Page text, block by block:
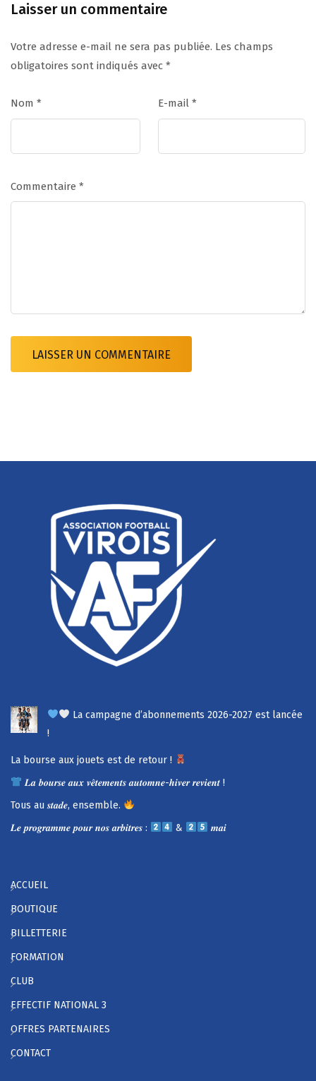
Laisser un commentaire
Votre adresse e-mail ne sera pas publiée. Les champs
obligatoires sont indiqués avec *
Nom * E-mail *
Commentaire *
La campagne d’abonnements 2026-2027 est lancée
!
La bourse aux jouets est de retour !
𝑳𝒂 𝒃𝒐𝒖𝒓𝒔𝒆 𝒂𝒖𝒙 𝒗𝒆̂𝒕𝒆𝒎𝒆𝒏𝒕𝒔 𝒂𝒖𝒕𝒐𝒎𝒏𝒆-𝒉𝒊𝒗𝒆𝒓 𝒓𝒆𝒗𝒊𝒆𝒏𝒕 !
Tous au 𝒔𝒕𝒂𝒅𝒆, ensemble.
𝑳𝒆 𝒑𝒓𝒐𝒈𝒓𝒂𝒎𝒎𝒆 𝒑𝒐𝒖𝒓 𝒏𝒐𝒔 𝒂𝒓𝒃𝒊𝒕𝒓𝒆𝒔 :
& 𝒎𝒂𝒊
ACCUEIL
BOUTIQUE
BILLETTERIE
FORMATION
CLUB
EFFECTIF NATIONAL 3
OFFRES PARTENAIRES
CONTACT